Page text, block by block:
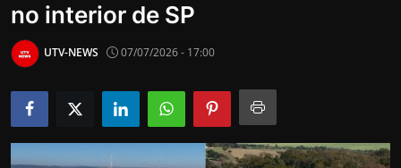
CAMPINAS
LIMEIRA
ESPIRITO SANTO
no interior de SP
UTV-NEWS 07/07/2026 - 17:00